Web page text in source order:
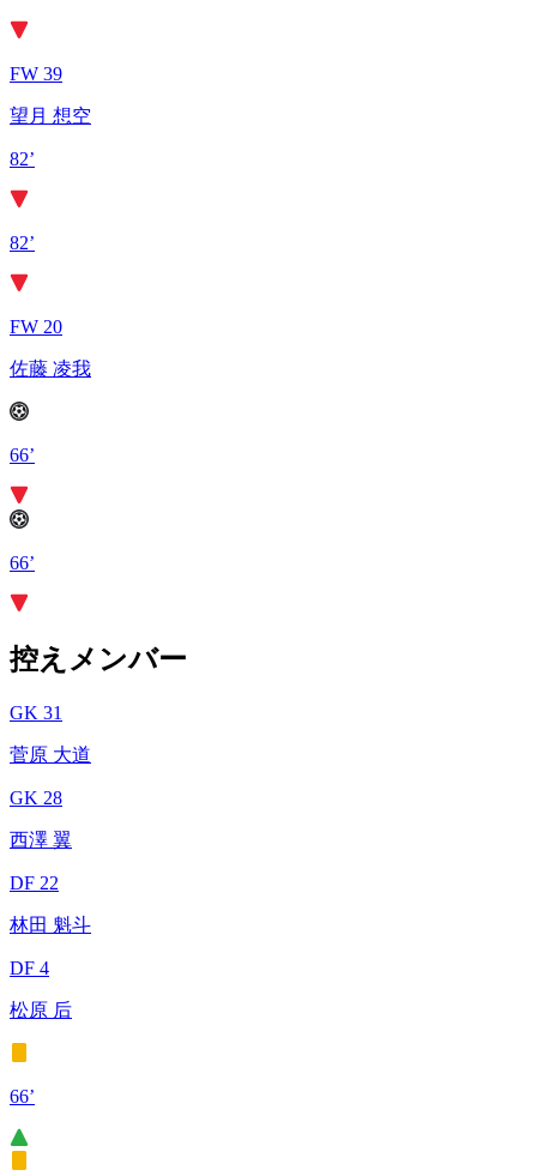
FW 39
望月 想空
82’
82’
FW 20
佐藤 凌我
66’
66’
控えメンバー
GK 31
菅原 大道
GK 28
西澤 翼
DF 22
林田 魁斗
DF 4
松原 后
66’